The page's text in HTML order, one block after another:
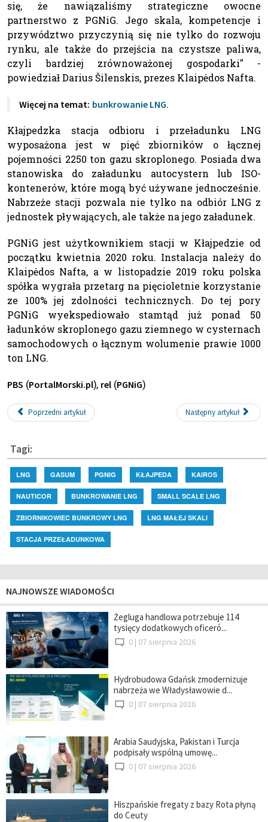
się, że nawiązaliśmy strategiczne owocne
partnerstwo z PGNiG. Jego skala, kompetencje i
przywództwo przyczynią się nie tylko do rozwoju
rynku, ale także do przejścia na czystsze paliwa,
czyli bardziej zrównoważonej gospodarki" -
powiedział Darius Šilenskis, prezes Klaipėdos Nafta.
Więcej na temat: bunkrowanie LNG.
Kłajpedzka stacja odbioru i przeładunku LNG
wyposażona jest w pięć zbiorników o łącznej
pojemności 2250 ton gazu skroplonego. Posiada dwa
stanowiska do załadunku autocystern lub ISO-
kontenerów, które mogą być używane jednocześnie.
Nabrzeże stacji pozwala nie tylko na odbiór LNG z
jednostek pływających, ale także na jego załadunek.
PGNiG jest użytkownikiem stacji w Kłajpedzie od
początku kwietnia 2020 roku. Instalacja należy do
Klaipėdos Nafta, a w listopadzie 2019 roku polska
spółka wygrała przetarg na pięcioletnie korzystanie
ze 100% jej zdolności technicznych. Do tej pory
PGNiG wyekspediowało stamtąd już ponad 50
ładunków skroplonego gazu ziemnego w cysternach
samochodowych o łącznym wolumenie prawie 1000
ton LNG.
PBS (PortalMorski.pl), rel (PGNiG)
Poprzedni artykuł Następny artykuł
Tagi:
LNG GASUM PGNIG KŁAJPEDA KAIROS
NAUTICOR BUNKROWANIE LNG SMALL SCALE LNG
ZBIORNIKOWIEC BUNKROWY LNG LNG MAŁEJ SKALI
STACJA PRZEŁADUNKOWA
NAJNOWSZE WIADOMOŚCI
Żegluga handlowa potrzebuje 114
tysięcy dodatkowych oficeró...
0 | 07 sierpnia 2026
Hydrobudowa Gdańsk zmodernizuje
nabrzeża we Władysławowie d...
0 | 07 sierpnia 2026
Arabia Saudyjska, Pakistan i Turcja
podpisały wspólną umowę...
0 | 07 sierpnia 2026
Hiszpańskie fregaty z bazy Rota płyną
do Ceuty